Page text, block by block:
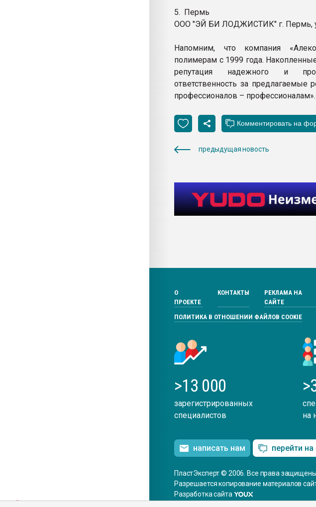
5. Пермь
ООО "ЭЙ БИ ЛОДЖИСТИК" г. Пермь,
Напомним, что компания
полимерам с 1999 года.
репутация надежного и
ответственность за
профессионалов – профессионалам».
предыдущая новость
О
ПРОЕКТЕ
КОНТАКТЫ
РЕКЛАМА НА
САЙТЕ
ПОЛИТИКА В ОТНОШЕНИИ ФАЙЛОВ COOKIE
>13 000
зарегистрированных
специалистов
на
написать нам перейти
ПластЭксперт © 2006. Все права защищены
Разрешается копирование материалов
Разработка сайта